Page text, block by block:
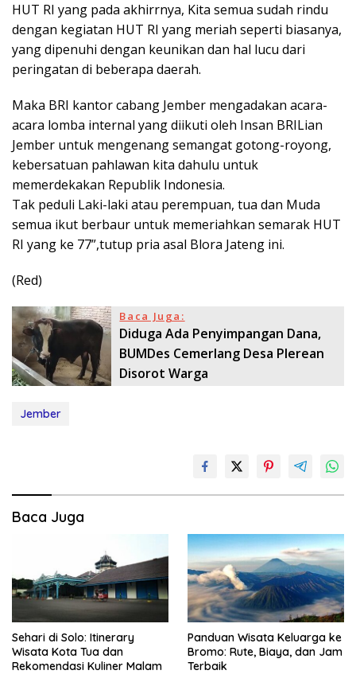
HUT RI yang pada akhirrnya, Kita semua sudah rindu
dengan kegiatan HUT RI yang meriah seperti biasanya,
yang dipenuhi dengan keunikan dan hal lucu dari
peringatan di beberapa daerah.
Maka BRI kantor cabang Jember mengadakan acara-
acara lomba internal yang diikuti oleh Insan BRILian
Jember untuk mengenang semangat gotong-royong,
kebersatuan pahlawan kita dahulu untuk
memerdekakan Republik Indonesia.
Tak peduli Laki-laki atau perempuan, tua dan Muda
semua ikut berbaur untuk memeriahkan semarak HUT
RI yang ke 77”,tutup pria asal Blora Jateng ini.
(Red)
Baca Juga:
Diduga Ada Penyimpangan Dana,
BUMDes Cemerlang Desa Plerean
Disorot Warga
Jember
Baca Juga
Sehari di Solo: Itinerary
Wisata Kota Tua dan
Rekomendasi Kuliner Malam
Panduan Wisata Keluarga ke
Bromo: Rute, Biaya, dan Jam
Terbaik